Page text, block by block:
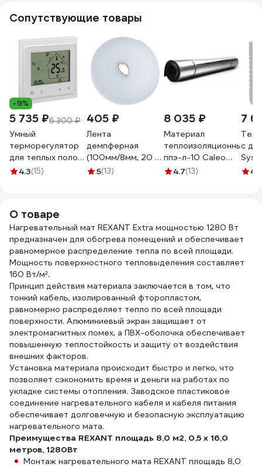
Сопутствующие товары
-9%
5 735 ₽6 300 ₽
Умный
терморегулятор
для теплых полов
EKF Wi-Fi Connect
4.3(15)
405 ₽
Лента
демпферная
(100мм/8мм, 20 м)
РОСТерм DTAPE-
5(13)
8 035 ₽
Материал
теплоизоляционный
ппэ-л-10 Caleo
УП-00000027
4.7(13)
7
с
4.5
О товаре
Нагревательный мат REXANT Extra мощностью 1280 Вт
предназначен для обогрева помещений и обеспечивает
равномерное распределение тепла по всей площади.
Мощность поверхностного тепловыделения составляет
160 Вт/м².
Принцип действия материала заключается в том, что
тонкий кабель, изолированный фторопластом,
равномерно распределяет тепло по всей площади
поверхности. Алюминиевый экран защищает от
электромагнитных помех, а ПВХ-оболочка обеспечивает
повышенную теплостойкость и защиту от воздействия
внешних факторов.
Установка материала происходит быстро и легко, что
позволяет сэкономить время и деньги на работах по
укладке системы отопления. Заводское пластиковое
соединение нагревательного кабеля и кабеля питания
обеспечивает долговечную и безопасную эксплуатацию
нагревательного мата.
Преимущества REXANT площадь 8,0 м2, 0,5 х 16,0
метров, 1280Вт
Монтаж нагревательного мата REXANT площадь 8,0